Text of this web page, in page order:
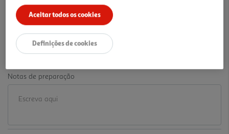
-11%
Price reduced from
to
0,85 €
Promoção:de 31/7/2026 a 11/10/2026
Notas de preparação
Aceitar todos os cookies
Definições de cookies